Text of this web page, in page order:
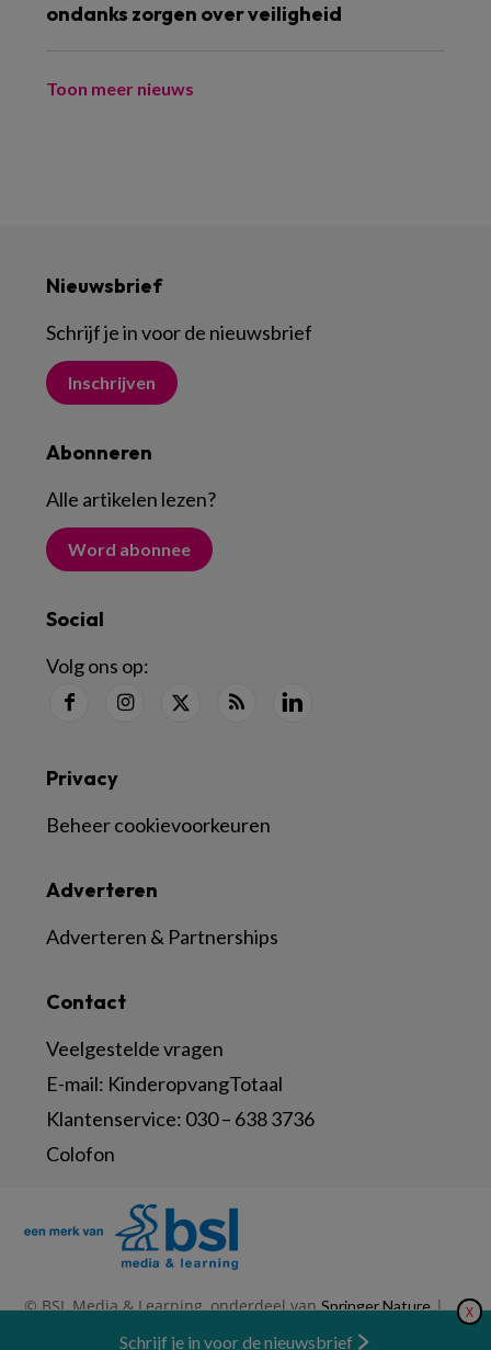
ondanks zorgen over veiligheid
Toon meer nieuws
Nieuwsbrief
Schrijf je in voor de nieuwsbrief
Inschrijven
Abonneren
Alle artikelen lezen?
Word abonnee
Social
Volg ons op:
Contact
Veelgestelde vragen
E-mail: KinderopvangTotaal
Klantenservice: 030 – 638 3736
Colofon
Adverteren
Adverteren & Partnerships
Privacy
Beheer cookievoorkeuren
© BSL Media & Learning, onderdeel vanSpringer Nature| X
Schrijf je in voor de nieuwsbrief
Nieuwsbrief Abonneren